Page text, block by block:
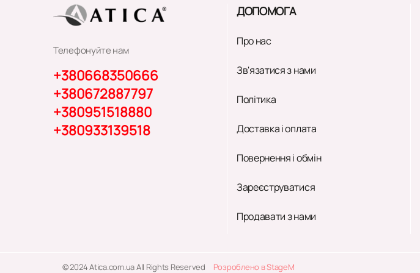
Телефонуйте нам
+380668350666
+380672887797
+380951518880
+380933139518
ДОПОМОГА
Про нас
Зв'язатися з нами
Політика
Доставка і оплата
Повернення і обмін
Зареєструватися
Продавати з нами
© 2024 Atica.com.ua All Rights Reserved Розроблено в StageM